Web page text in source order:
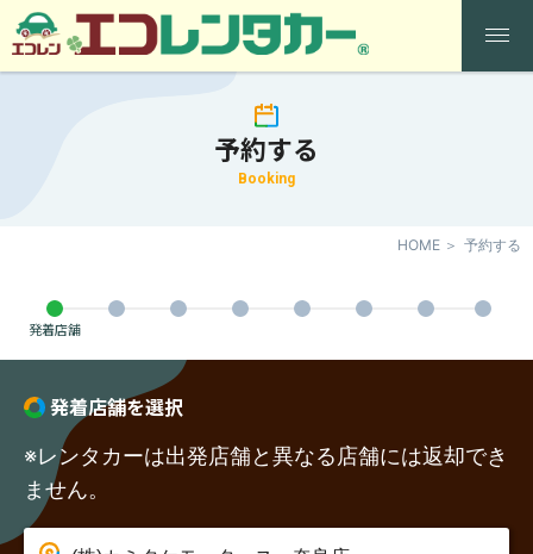
予約する
Booking
HOME 予約する
発着店舗
発着店舗を選択
※レンタカーは出発店舗と異なる店舗には返却でき
ません。